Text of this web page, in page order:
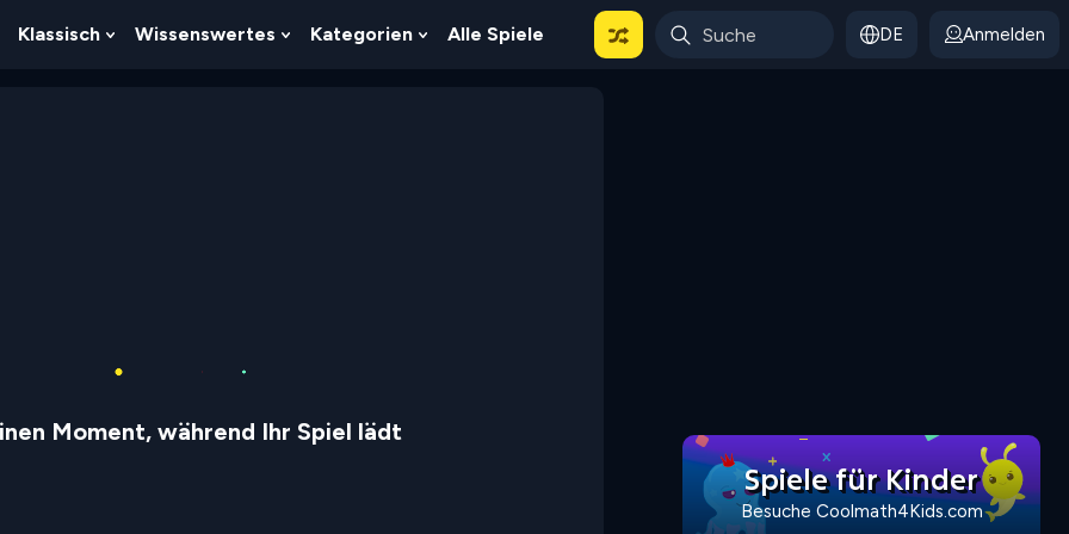
Show
Klassisch
Show
Wissenswertes
Show
Kategorien
Show
Alle Spiele DE Anmelden
Moment, während Ihr Spiel lädt
Spiele für Kinder
Besuche Coolmath4Kids.com